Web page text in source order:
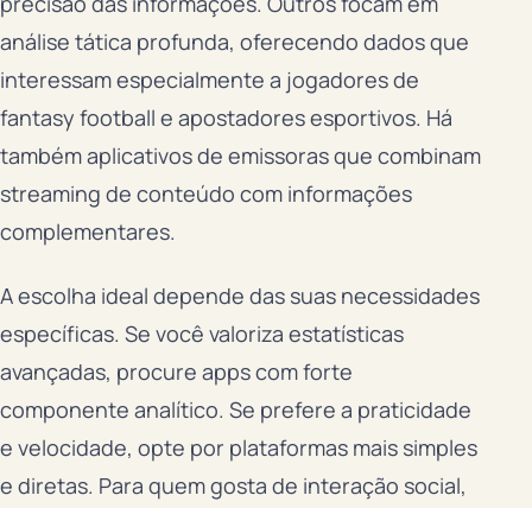
análise tática profunda, oferecendo dados que
interessam especialmente a jogadores de
fantasy football e apostadores esportivos. Há
também aplicativos de emissoras que combinam
streaming de conteúdo com informações
complementares.
A escolha ideal depende das suas necessidades
específicas. Se você valoriza estatísticas
avançadas, procure apps com forte
componente analítico. Se prefere a praticidade
e velocidade, opte por plataformas mais simples
e diretas. Para quem gosta de interação social,